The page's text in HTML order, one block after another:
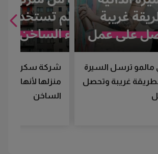
مالمو ترسل السيرة
بطريقة غريبة وتحصل
شركة سكن
منزلها لأنها لم
الساخن